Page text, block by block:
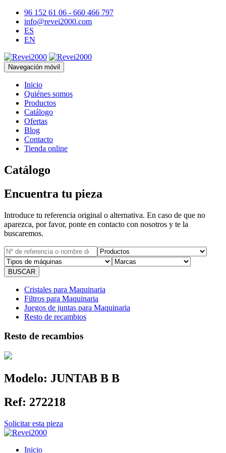
96 152 61 06 - 660 466 797
info@revei2000.com
ES
EN
Navegación móvil
Inicio
Quiénes somos
Productos
Catálogo
Ofertas
Blog
Contacto
Tienda online
Catálogo
Encuentra tu pieza
Introduce tu referencia original o alternativa. En caso de que no
aparezca, por favor, ponte en contacto con nosotros y te la
buscaremos.
Cristales para Maquinaria
Filtros para Maquinaria
Juegos de juntas para Maquinaria
Resto de recambios
Resto de recambios
Modelo: JUNTAB B B
Ref: 272218
Solicitar esta pieza
Inicio